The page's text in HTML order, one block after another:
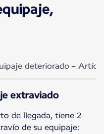
deteriorado -
extraviado
de llegada, tiene 2
de su equipaje: